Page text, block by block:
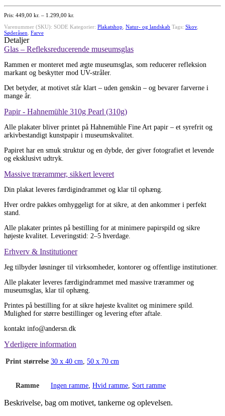
i
Söderåsen123
antal
449,00 kr. – 1.299,00 kr.
til
Varenummer (SKU): SODE Kategorier: Plakatshop Natur- og landskab Tags: Skov,
Søderåsen Farve
Detaljer
Glas – Refleksreducerende museumsglas
Rammen er monteret med ægte museumsglas, som reducerer refleksion
markant og beskytter mod UV-stråler.
Det betyder, at motivet står klart – uden genskin – og bevarer farverne i
mange år.
Papir - Hahnemühle 310g Pearl (310g)
Alle plakater bliver printet på Hahnemühle Fine Art papir – et syrefrit og
arkivbestandigt kunstpapir i museumskvalitet.
Papiret har en smuk struktur og en dybde, der giver fotografiet et levende
og eksklusivt udtryk.
Massive trærammer, sikkert leveret
Din plakat leveres færdigindrammet og klar til ophæng.
Hver ordre pakkes omhyggeligt for at sikre, at den ankommer i perfekt
stand.
Alle plakater printes på bestilling for at minimere papirspild og sikre
højeste kvalitet. Leveringstid: 2–5 hverdage.
Erhverv & Institutioner
Jeg tilbyder løsninger til virksomheder, kontorer og offentlige institutioner.
Alle plakater leveres færdigindrammet med massive trærammer og
museumsglas, klar til ophæng.
Printes på bestilling for at sikre højeste kvalitet og minimere spild.
Mulighed for større bestillinger og levering efter aftale.
kontakt info@andersn.dk
Yderligere information
Print størrelse 30 x 40 cm, 50 x 70 cm
Ramme Ingen ramme, Hvid ramme, Sort ramme
Beskrivelse, bag om motivet, tankerne og oplevelsen.